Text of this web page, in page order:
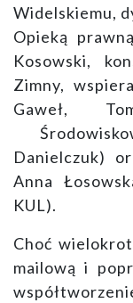
Widelskiemu,
Opieką
Kosowski,
Zimny,
Gaweł,
Danielczuk)
Anna
KUL).
Choć
mailową i